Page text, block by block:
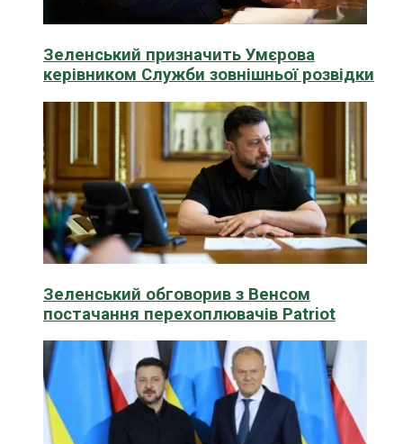
Зеленський призначить Умєрова
керівником Служби зовнішньої розвідки
Зеленський обговорив з Венсом
постачання перехоплювачів Patriot